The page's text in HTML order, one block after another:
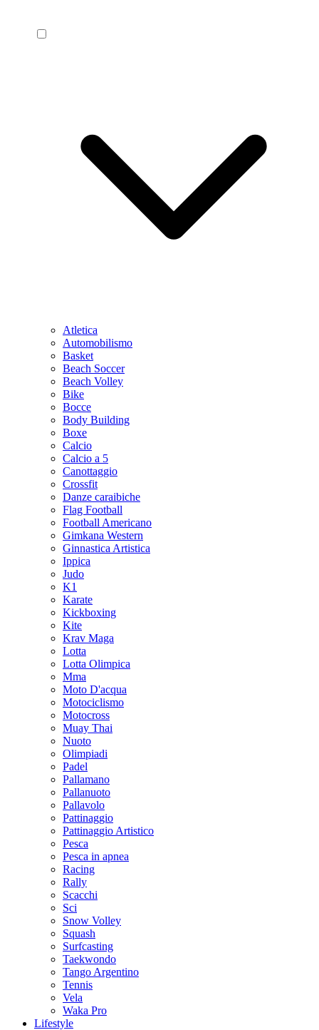
Atletica
Automobilismo
Basket
Beach Soccer
Beach Volley
Bike
Bocce
Body Building
Boxe
Calcio
Calcio a 5
Canottaggio
Crossfit
Danze caraibiche
Flag Football
Football Americano
Gimkana Western
Ginnastica Artistica
Ippica
Judo
K1
Karate
Kickboxing
Kite
Krav Maga
Lotta
Lotta Olimpica
Mma
Moto D'acqua
Motociclismo
Motocross
Muay Thai
Nuoto
Olimpiadi
Padel
Pallamano
Pallanuoto
Pallavolo
Pattinaggio
Pattinaggio Artistico
Pesca
Pesca in apnea
Racing
Rally
Scacchi
Sci
Snow Volley
Squash
Surfcasting
Taekwondo
Tango Argentino
Tennis
Vela
Waka Pro
Lifestyle